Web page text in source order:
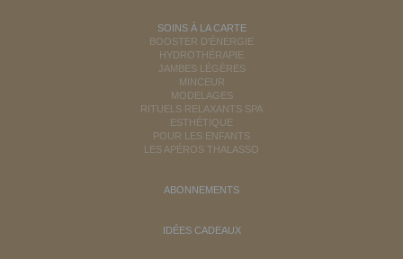
SOINS À LA CARTE
BOOSTER D'ÉNERGIE
HYDROTHÉRAPIE
JAMBES LÉGÈRES
MINCEUR
MODELAGES
RITUELS RELAXANTS SPA
ESTHÉTIQUE
POUR LES ENFANTS
LES APÉROS THALASSO
ABONNEMENTS
IDÉES CADEAUX